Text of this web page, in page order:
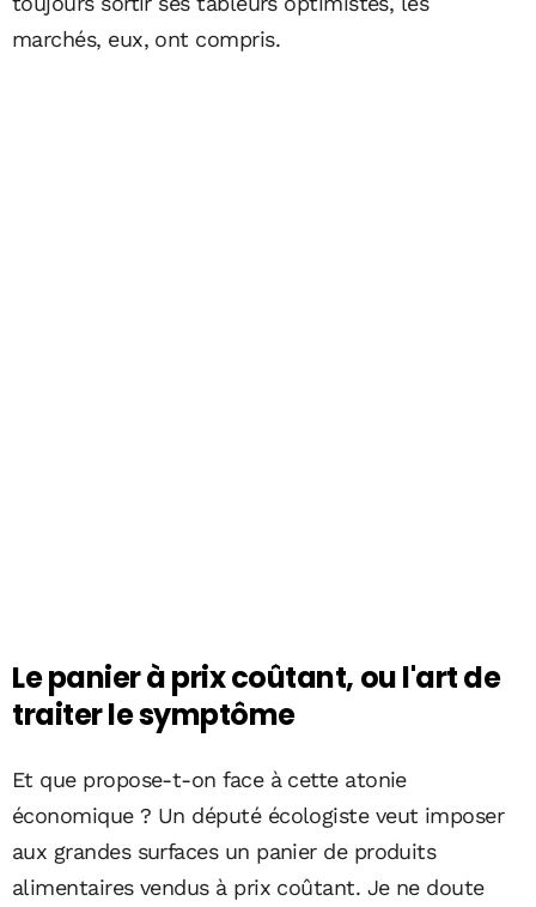
marchés, eux, ont compris.
Le panier à prix coûtant, ou l'art de
traiter le symptôme
Et que propose-t-on face à cette atonie
économique ? Un député écologiste veut imposer
aux grandes surfaces un panier de produits
alimentaires vendus à prix coûtant. Je ne doute